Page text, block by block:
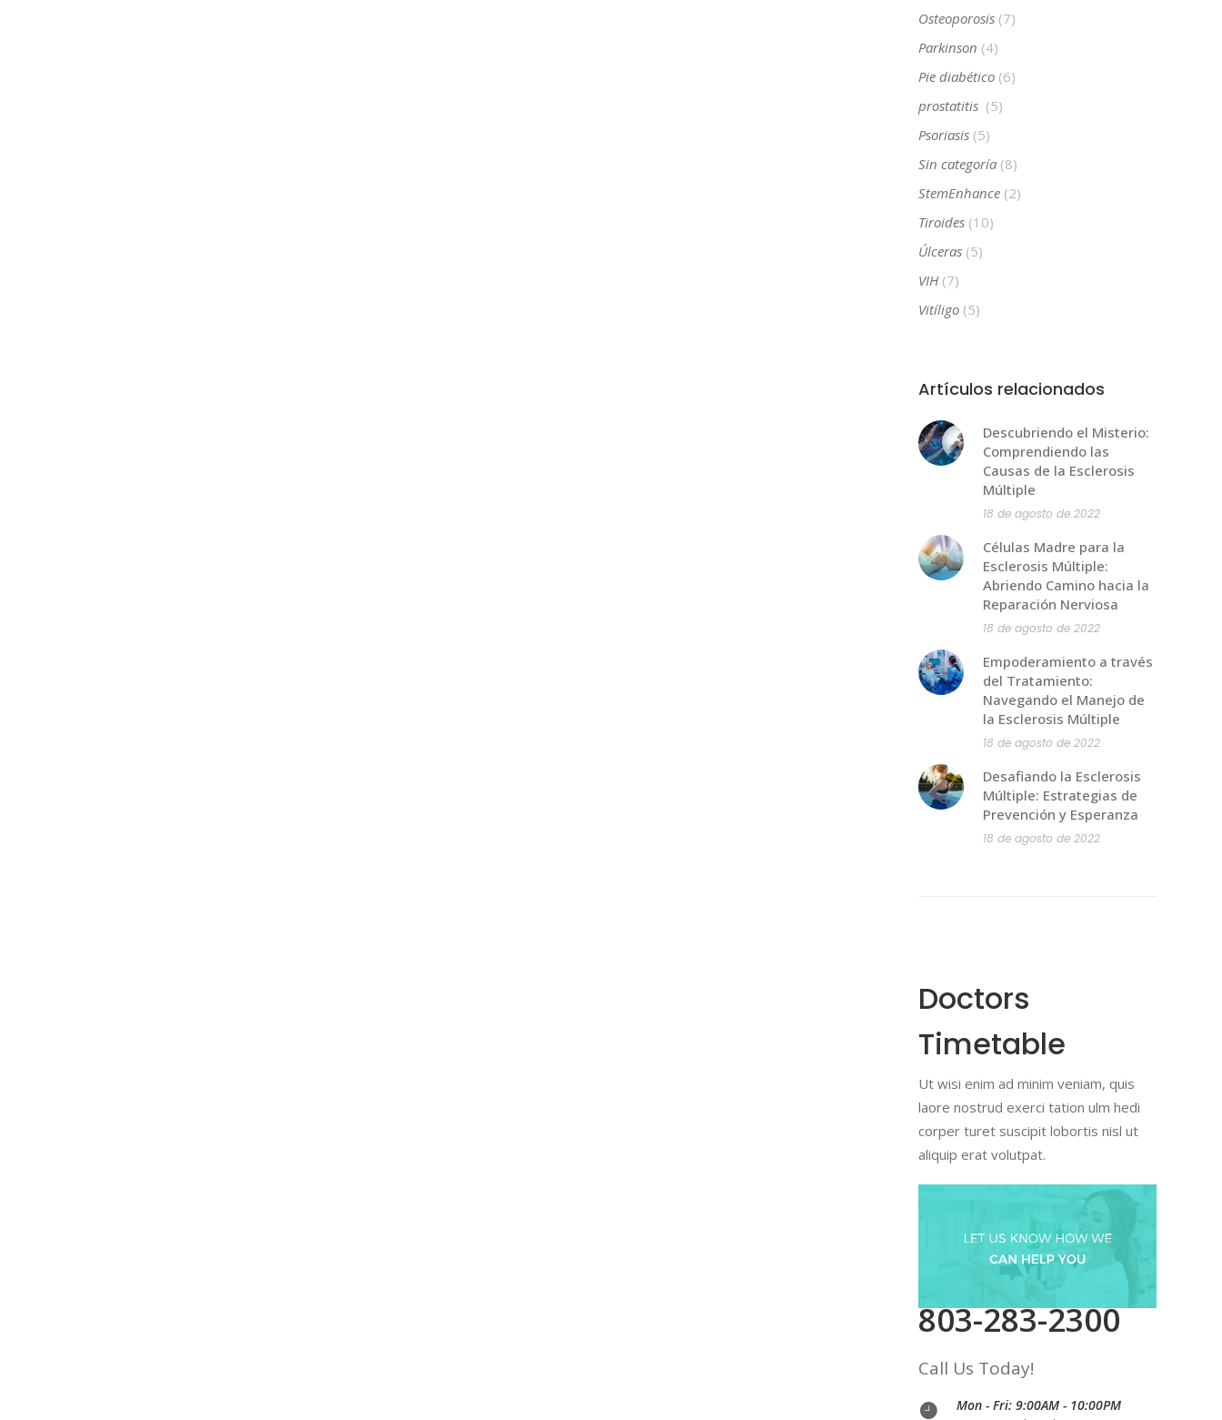
Osteoporosis(7)
Parkinson (4)
Pie diabético(6)
prostatitis (5)
Psoriasis(5)
Sin categoría(8)
StemEnhance(2)
Tiroides(10)
Úlceras(5)
VIH(7)
Vitíligo(5)
Artículos relacionados
Descubriendo el Misterio:
Comprendiendo las
Causas de la Esclerosis
Múltiple
18 de agosto de 2022
Células Madre para la
Esclerosis Múltiple:
Abriendo Camino hacia la
Reparación Nerviosa
18 de agosto de 2022
Empoderamiento a través
del Tratamiento:
Navegando el Manejo de
la Esclerosis Múltiple
18 de agosto de 2022
Desafiando la Esclerosis
Múltiple: Estrategias de
Prevención y Esperanza
18 de agosto de 2022
Doctors
Timetable
Ut wisi enim ad minim veniam, quis
laore nostrud exerci tation ulm hedi
corper turet suscipit lobortis nisl ut
aliquip erat volutpat.
803-283-2300
Call Us Today!
Mon - Fri: 9:00AM - 10:00PM